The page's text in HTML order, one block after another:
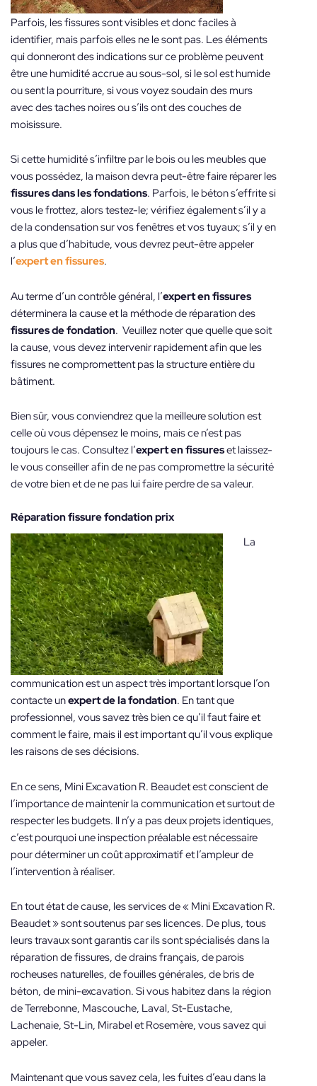
Parfois, les fissures sont visibles et donc faciles à
identifier, mais parfois elles ne le sont pas. Les éléments
qui donneront des indications sur ce problème peuvent
être une humidité accrue au sous-sol, si le sol est humide
ou sent la pourriture, si vous voyez soudain des murs
avec des taches noires ou s’ils ont des couches de
moisissure.
Si cette humidité s’infiltre par le bois ou les meubles que
vous possédez, la maison devra peut-être faire réparer les
fissures dans les fondations. Parfois, le béton s’effrite si
vous le frottez, alors testez-le; vérifiez également s’il y a
de la condensation sur vos fenêtres et vos tuyaux; s’il y en
a plus que d’habitude, vous devrez peut-être appeler
l’expert en fissures.
Au terme d’un contrôle général, l’expert en fissures
déterminera la cause et la méthode de réparation des
fissures de fondation. Veuillez noter que quelle que soit
la cause, vous devez intervenir rapidement afin que les
fissures ne compromettent pas la structure entière du
bâtiment.
Bien sûr, vous conviendrez que la meilleure solution est
celle où vous dépensez le moins, mais ce n’est pas
toujours le cas. Consultez l’expert en fissureset laissez-
le vous conseiller afin de ne pas compromettre la sécurité
de votre bien et de ne pas lui faire perdre de sa valeur.
Réparation fissure fondation prix
La
communication est un aspect très important lorsque l’on
contacte unexpert de la fondation. En tant que
professionnel, vous savez très bien ce qu’il faut faire et
comment le faire, mais il est important qu’il vous explique
les raisons de ses décisions.
En ce sens, Mini Excavation R. Beaudet est conscient de
l’importance de maintenir la communication et surtout de
respecter les budgets. Il n’y a pas deux projets identiques,
c’est pourquoi une inspection préalable est nécessaire
pour déterminer un coût approximatif et l’ampleur de
l’intervention à réaliser.
En tout état de cause, les services de « Mini Excavation R.
Beaudet » sont soutenus par ses licences. De plus, tous
leurs travaux sont garantis car ils sont spécialisés dans la
réparation de fissures, de drains français, de parois
rocheuses naturelles, de fouilles générales, de bris de
béton, de mini-excavation. Si vous habitez dans la région
de Terrebonne, Mascouche, Laval, St-Eustache,
Lachenaie, St-Lin, Mirabel et Rosemère, vous savez qui
appeler.
Maintenant que vous savez cela, les fuites d’eau dans la